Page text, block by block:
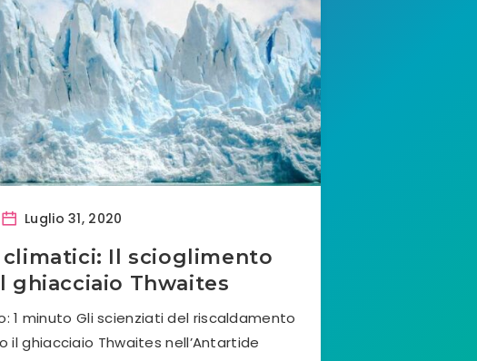
Luglio 31, 2020
Il scioglimento
ghiacciaio Thwaites
1 minuto Gli scienziati del riscaldamento
il ghiacciaio Thwaites nell’Antartide